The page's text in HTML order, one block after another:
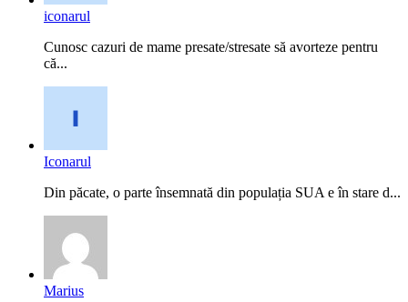
iconarul
Cunosc cazuri de mame presate/stresate să avorteze pentru
că...
Iconarul
Din păcate, o parte însemnată din populația SUA e în stare d...
Marius